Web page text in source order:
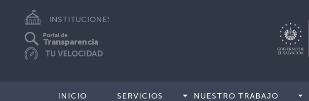
INSTITUCIONES
Portal de
Transparencia
INICIO SERVICIOS NUESTRO TRABAJO